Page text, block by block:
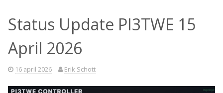
Status Update PI3TWE 15
April 2026
16 april 2026 Erik Schott